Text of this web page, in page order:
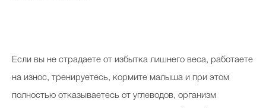
Если вы не страдаете от избытка лишнего веса, работаете
на износ, тренируетесь, кормите малыша и при этом
полностью отказываетесь от углеводов, организм